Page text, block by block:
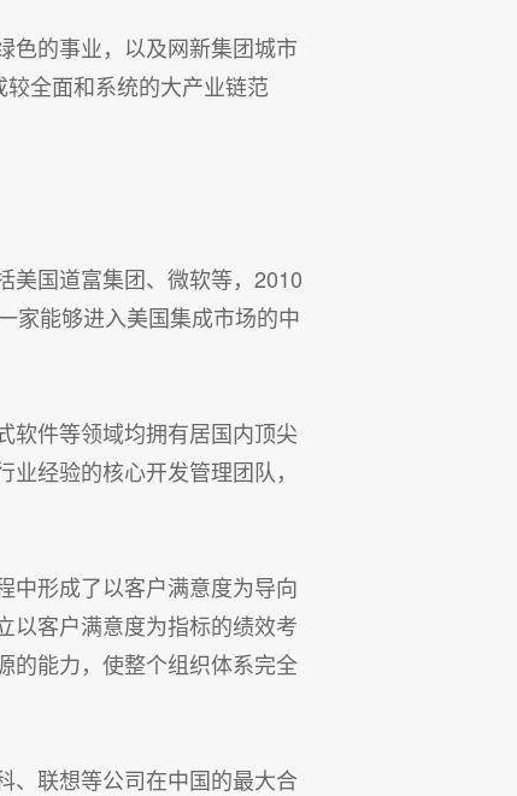
色的事业，以及网新集团城市
全面和系统的大产业链范
美国道富集团、微软等，2010
家能够进入美国集成市场的中
软件等领域均拥有居国内顶尖
经验的核心开发管理团队，
中形成了以客户满意度为导向
以客户满意度为指标的绩效考
的能力，使整个组织体系完全
、联想等公司在中国的最大合